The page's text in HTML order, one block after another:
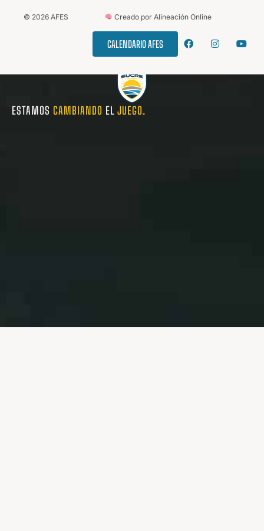
© 2026AFES Creado por Alineación Online
CALENDARIO AFES
ESTAMOS CAMBIANDO EL JUEGO.